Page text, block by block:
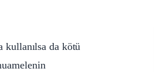
kullanılsa da kötü